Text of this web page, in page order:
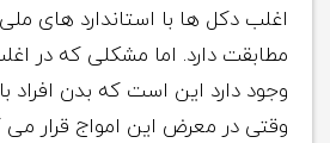
اغلب دکل ها با استاندارد های
مطابقت دارد. اما مشکلی که در
وجود دارد این است که بدن افراد
وقتی در معرض این امواج قرار می